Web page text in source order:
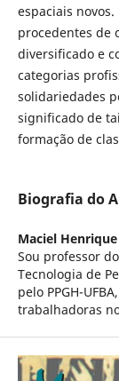
espaciais
procedentes de
diversificado e
categorias
solidariedades
significado de
formação de
Biografia do
Maciel
Sou professor
Tecnologia de
pelo PPGH-
trabalhadoras